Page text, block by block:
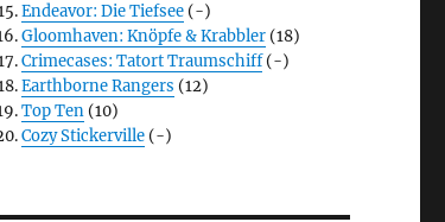
Endeavor: Die Tiefsee (-)
Gloomhaven: Knöpfe & Krabbler (18)
Crimecases: Tatort Traumschiff(-)
Earthborne Rangers (12)
Top Ten (10)
Cozy Stickerville (-)